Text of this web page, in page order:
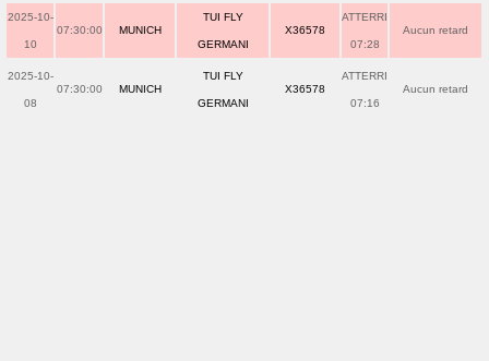
2025-10-
10
07:30:00 MUNICH
TUI FLY
GERMANI
X36578
ATTERRI
07:28
Aucun retard
2025-10-
08
07:30:00 MUNICH
TUI FLY
GERMANI
X36578
ATTERRI
07:16
Aucun retard